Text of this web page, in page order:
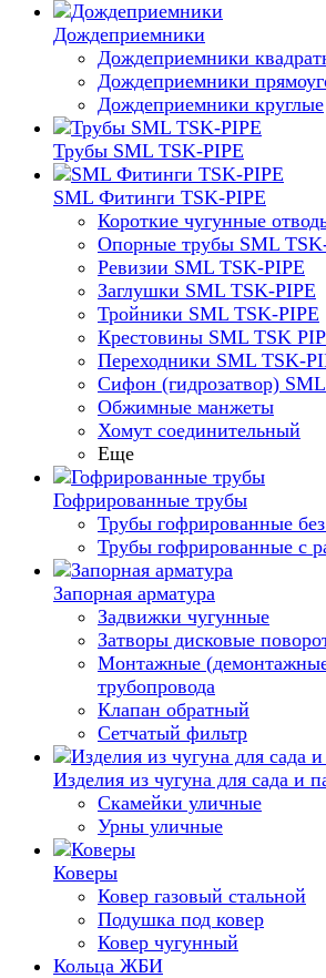
Дождеприемники
Дождеприемники
Дождеприемники
Дождеприемники круглые
Трубы SML TSK-PIPE
SML Фитинги TSK-PIPE
Короткие чугунные
Опорные трубы SML
Ревизии SML TSK-PIPE
Заглушки SML TSK-PIPE
Тройники SML TSK-PIPE
Крестовины SML TSK
Переходники SML TSK-
Сифон (гидрозатвор)
Обжимные манжеты
Хомут соединительный
Еще
Гофрированные трубы
Трубы гофрированные без
Трубы гофрированные с
Запорная арматура
Задвижки чугунные
Затворы дисковые
Монтажные
трубопровода
Клапан обратный
Сетчатый фильтр
Изделия из чугуна для сада и
Скамейки уличные
Урны уличные
Коверы
Ковер газовый стальной
Подушка под ковер
Ковер чугунный
Кольца ЖБИ